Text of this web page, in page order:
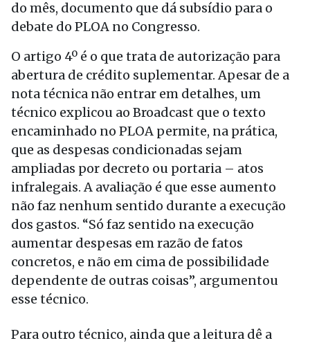
do mês, documento que dá subsídio para o
debate do PLOA no Congresso.
O artigo 4º é o que trata de autorização para
abertura de crédito suplementar. Apesar de a
nota técnica não entrar em detalhes, um
técnico explicou ao Broadcast que o texto
encaminhado no PLOA permite, na prática,
que as despesas condicionadas sejam
ampliadas por decreto ou portaria – atos
infralegais. A avaliação é que esse aumento
não faz nenhum sentido durante a execução
dos gastos. “Só faz sentido na execução
aumentar despesas em razão de fatos
concretos, e não em cima de possibilidade
dependente de outras coisas”, argumentou
esse técnico.
Para outro técnico, ainda que a leitura dê a